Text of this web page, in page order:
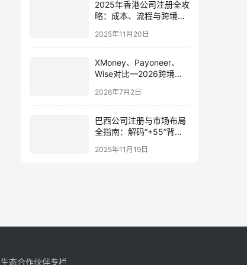
2025年香港公司注册全攻
略：成本、流程与跨境电
2025年11月20日
XMoney、Payoneer、
Wise对比—2026跨境收
2026年7月2日
巴西公司注册与市场布局
全指南：解码“+55”背后
2025年11月19日
生态合作伙伴专栏